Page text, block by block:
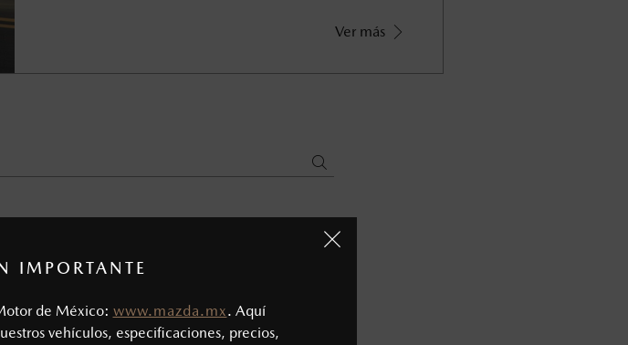
IMPORTANTE
de México: www.mazda.mx. Aquí
vehículos, especificaciones, precios,
Ver más
entradas